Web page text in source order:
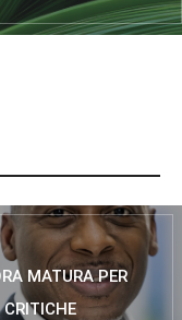
MATURA PER
CRITICHE